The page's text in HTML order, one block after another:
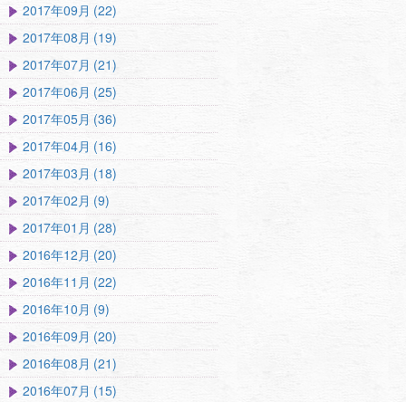
2017年09月 (22)
2017年08月 (19)
2017年07月 (21)
2017年06月 (25)
2017年05月 (36)
2017年04月 (16)
2017年03月 (18)
2017年02月 (9)
2017年01月 (28)
2016年12月 (20)
2016年11月 (22)
2016年10月 (9)
2016年09月 (20)
2016年08月 (21)
2016年07月 (15)